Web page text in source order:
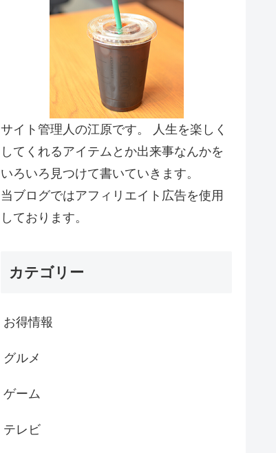
サイト管理人の江原です。 人生を楽しく
してくれるアイテムとか出来事なんかを
いろいろ見つけて書いていきます。
当ブログではアフィリエイト広告を使用
しております。
カテゴリー
お得情報
グルメ
ゲーム
テレビ